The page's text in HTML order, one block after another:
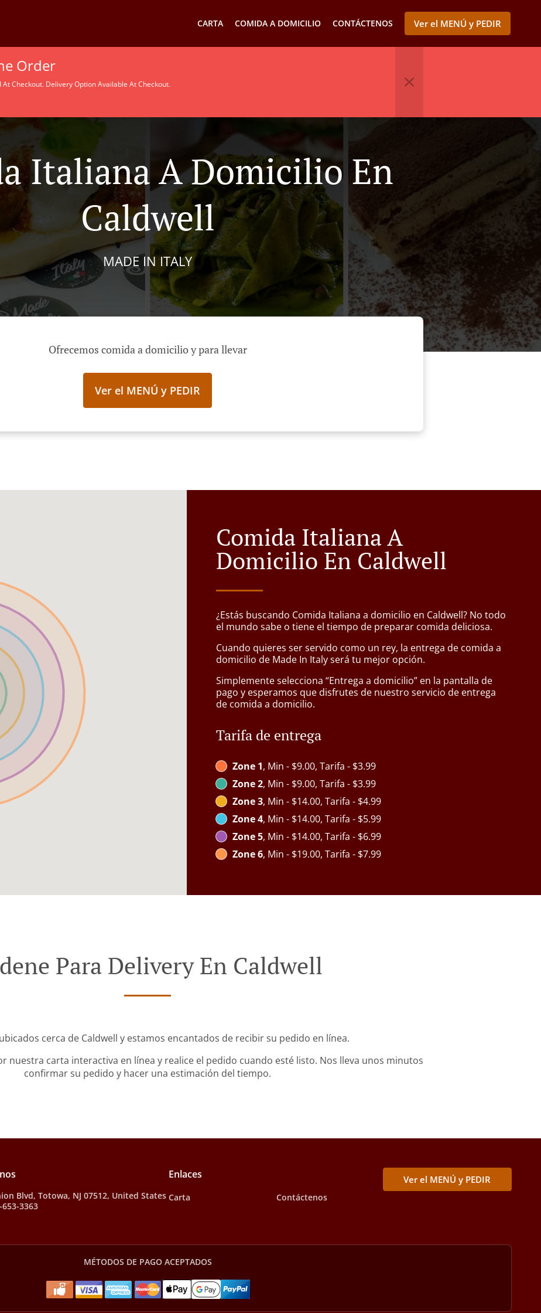
CARTA COMIDA A DOMICILIO CONTÁCTENOS Ver el MENÚ y PEDIR
Order
Checkout. Delivery Option Available At Checkout.
Italiana A Domicilio En
Caldwell
MADE IN ITALY
Ofrecemos comida a domicilio y para llevar
Ver el MENÚ y PEDIR
Comida Italiana A
Domicilio En Caldwell
¿Estás buscando Comida Italiana a domicilio en Caldwell? No todo
el mundo sabe o tiene el tiempo de preparar comida deliciosa.
Cuando quieres ser servido como un rey, la entrega de comida a
domicilio de Made In Italy será tu mejor opción.
Simplemente selecciona “Entrega a domicilio” en la pantalla de
pago y esperamos que disfrutes de nuestro servicio de entrega
de comida a domicilio.
Tarifa de entrega
Zone 1, Min - $9.00, Tarifa - $3.99
Zone 2, Min - $9.00, Tarifa - $3.99
Zone 3, Min - $14.00, Tarifa - $4.99
Zone 4, Min - $14.00, Tarifa - $5.99
Zone 5, Min - $14.00, Tarifa - $6.99
Zone 6, Min - $19.00, Tarifa - $7.99
Para Delivery En Caldwell
cerca de Caldwell y estamos encantados de recibir su pedido en línea.
nuestra carta interactiva en línea y realice el pedido cuando esté listo. Nos lleva unos minutos
confirmar su pedido y hacer una estimación del tiempo.
Blvd, Totowa, NJ 07512, United States
653-3363
Enlaces
Carta Contáctenos
Ver el MENÚ y PEDIR
MÉTODOS DE PAGO ACEPTADOS